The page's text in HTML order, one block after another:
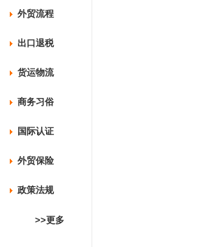
外贸流程
出口退税
货运物流
商务习俗
国际认证
外贸保险
政策法规
>>更多